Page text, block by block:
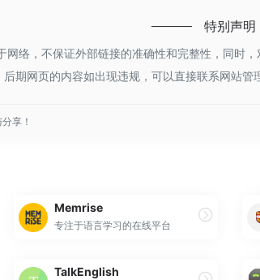
特别声明
网络，不保证外部链接的准确性和完整性，同时
期网页的内容如出现违规，可以直接联系网站管
享！
Memrise
专注于语言学习的在线平台
TalkEnglish